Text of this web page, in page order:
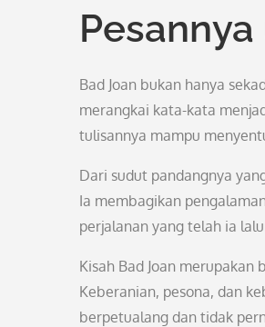
Bad Joan bukan hanya
merangkai kata-kata
tulisannya mampu
Dari sudut pandangnya
Ia membagikan
perjalanan yang telah ia
Kisah Bad Joan
Keberanian, pesona, dan
berpetualang dan tidak